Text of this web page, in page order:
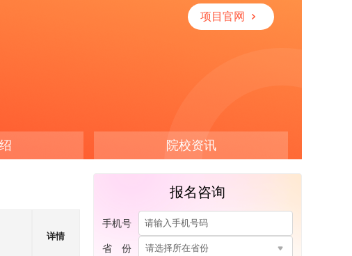
项目官网
院校资讯
详情
报名咨询
手机号
省 份 请选择所在省份